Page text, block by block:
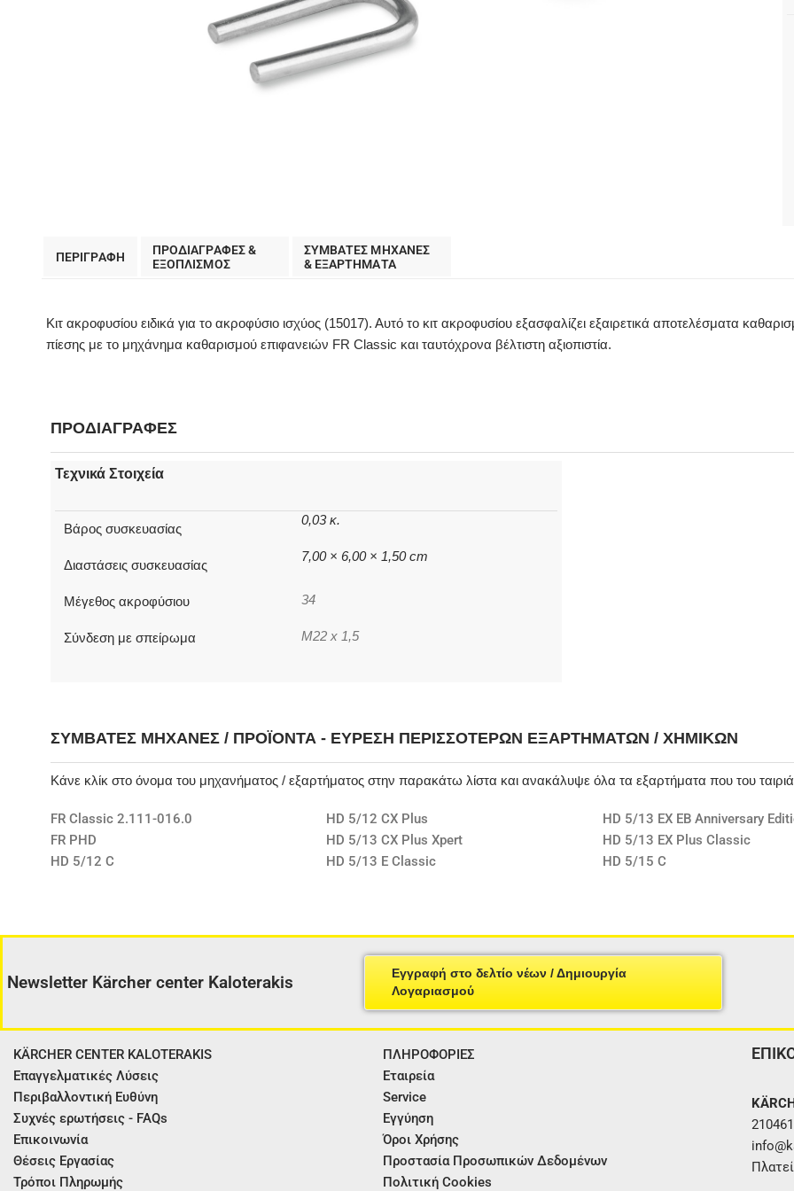
ΠΕΡΙΓΡΑΦΗ
ΠΡΟΔΙΑΓΡΑΦΕΣ &
EΞΟΠΛΙΣΜΟΣ
ΣΥΜΒΑΤΕΣ ΜΗΧΑΝΕΣ
& ΕΞΑΡΤΗΜΑΤΑ
Κιτ ακροφυσίου ειδικά για το ακροφύσιο ισχύος (15017). Αυτό το κιτ ακροφυσίου εξασφαλίζει εξαιρετικά αποτελέσματα
πίεσης με το μηχάνημα καθαρισμού επιφανειών FR Classic και ταυτόχρονα βέλτιστη αξιοπιστία.
ΠΡΟΔΙΑΓΡΑΦΕΣ
Τεχνικά Στοιχεία
Βάρος συσκευασίας
0,03 κ.
Διαστάσεις συσκευασίας
7,00 × 6,00 × 1,50 cm
Μέγεθος ακροφύσιου 34
Σύνδεση με σπείρωμα M22 x 1,5
ΣΥΜΒΑΤΈΣ ΜΗΧΑΝΈΣ / ΠΡΟΪΌΝΤΑ - ΕΎΡΕΣΗ ΠΕΡΙΣΣΌΤΕΡΩΝ ΕΞΑΡΤΗΜΆΤΩΝ / ΧΗΜΙΚΏΝ
Κάνε κλίκ στο όνομα του μηχανήματος / εξαρτήματος στην παρακάτω λίστα και ανακάλυψε όλα τα εξαρτήματα που του
FR Classic 2.111-016.0
FR PHD
HD 5/12 C
HD 5/12 CX Plus
HD 5/13 CX Plus Xpert
HD 5/13 E Classic
HD 5/13 EX EB Anniversary
HD 5/13 EX Plus Classic
HD 5/15 C
Newsletter Kärcher center Kaloterakis
Εγγραφή στο δελτίο νέων / Δημιουργία
Λογαριασμού
KÄRCHER CENTER KALOTERAKIS
Επαγγελματικές Λύσεις
Περιβαλλοντική Ευθύνη
Συχνές ερωτήσεις - FAQs
Επικοινωνία
Θέσεις Εργασίας
Τρόποι Πληρωμής
ΠΛΗΡΟΦΟΡΙΕΣ
Εταιρεία
Service
Εγγύηση
Όροι Χρήσης
Προστασία Προσωπικών Δεδομένων
Πολιτική Cookies